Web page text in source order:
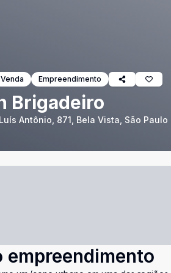
Venda Empreendimento
Brigadeiro
Antônio, 871, Bela Vista, São Paulo
empreendimento